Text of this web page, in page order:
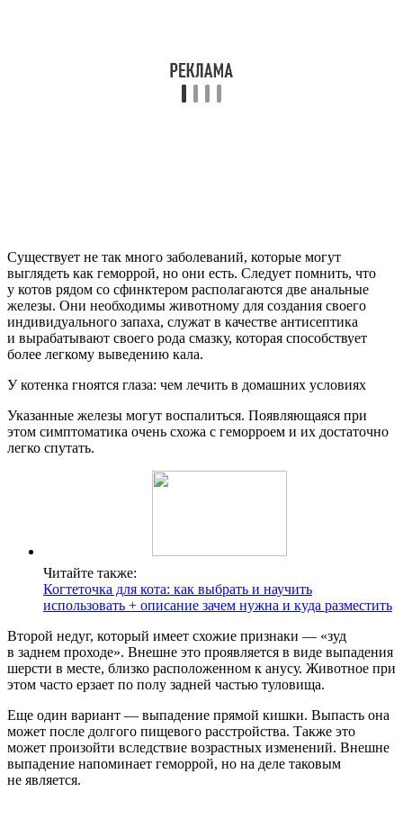
Существует не так много заболеваний, которые могут
выглядеть как геморрой, но они есть. Следует помнить, что
у котов рядом со сфинктером располагаются две анальные
железы. Они необходимы животному для создания своего
индивидуального запаха, служат в качестве антисептика
и вырабатывают своего рода смазку, которая способствует
более легкому выведению кала.
У котенка гноятся глаза: чем лечить в домашних условиях
Указанные железы могут воспалиться. Появляющаяся при
этом симптоматика очень схожа с геморроем и их достаточно
легко спутать.
Читайте также:
Когтеточка для кота: как выбрать и научить
использовать + описание зачем нужна и куда разместить
Второй недуг, который имеет схожие признаки — «зуд
в заднем проходе». Внешне это проявляется в виде выпадения
шерсти в месте, близко расположенном к анусу. Животное при
этом часто ерзает по полу задней частью туловища.
Еще один вариант — выпадение прямой кишки. Выпасть она
может после долгого пищевого расстройства. Также это
может произойти вследствие возрастных изменений. Внешне
выпадение напоминает геморрой, но на деле таковым
не является.